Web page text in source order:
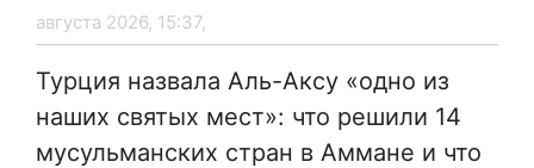
августа 2026, 15:37,
Турция назвала Аль-Аксу «одно из
наших святых мест»: что решили 14
мусульманских стран в Аммане и что